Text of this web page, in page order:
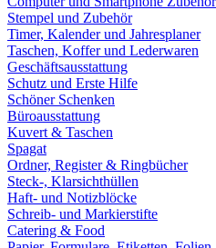
Stempel und Zubehör
Timer, Kalender und Jahresplaner
Taschen, Koffer und Lederwaren
Geschäftsausstattung
Schutz und Erste Hilfe
Schöner Schenken
Büroausstattung
Kuvert & Taschen
Spagat
Ordner, Register & Ringbücher
Steck-, Klarsichthüllen
Haft- und Notizblöcke
Schreib- und Markierstifte
Catering & Food